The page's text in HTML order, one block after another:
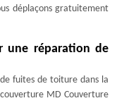
déplaçons gratuitement
une réparation de
fuites de toiture dans la
MD Couverture